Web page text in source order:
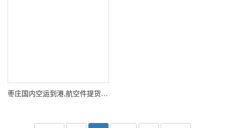
枣庄国内空运到港,航空件提货解释